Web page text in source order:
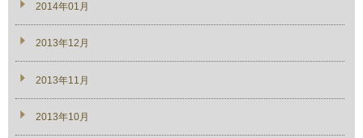
2014年01月
2013年12月
2013年11月
2013年10月